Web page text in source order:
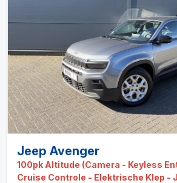
Jeep Avenger
100pk Altitude (Camera - Keyless
Cruise Controle - Elektrische Klep -